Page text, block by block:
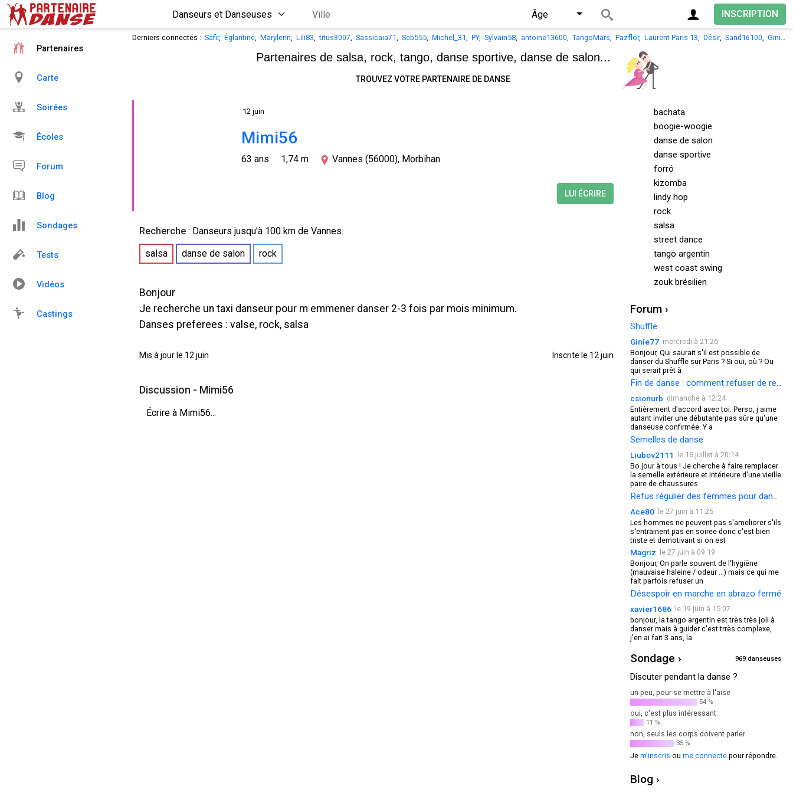
INSCRIPTION
Âge
Derniers connectés : Safir, Églantine, Marylenn, Lili83,titus3007, Sassicaia71, Seb555, Michel_31, PY, Sylvain58, antoine13600, TangoMars, Pazflor, Laurent Paris 13, Désir, Sand16100, Ginie77
Partenaires de salsa, rock, tango, danse sportive, danse de salon...
TROUVEZ VOTRE PARTENAIRE DE DANSE
Partenaires
Carte
Soirées
Écoles
Forum
Blog
Sondages
Tests
Vidéos
Castings
12 juin
Mimi56
63 ans 1,74 m Vannes (56000), Morbihan
LUI ÉCRIRE
Recherche : Danseurs jusqu'à 100 km de Vannes.
salsa
danse de salon rock
Bonjour
Je recherche un taxi danseur pour m emmener danser 2-3 fois par mois minimum.
Danses preferees : valse, rock, salsa
Mis à jour le 12 juin Inscrite le 12 juin
Discussion - Mimi56
Écrire à Mimi56...
bachata
boogie-woogie
danse de salon
danse sportive
forró
kizomba
lindy hop
rock
salsa
street dance
tango argentin
west coast swing
zouk brésilien
Forum ›
Shuffle
Ginie77 mercredi à 21:26
Bonjour, Qui saurait s'il est possible de
danser du Shuffle sur Paris ? Si oui, où ? Ou
qui serait prêt à
Fin de danse : comment refuser de redanser ?
csionurb dimanche à 12:24
Entièrement d'accord avec toi. Perso, j aime
autant inviter une débutante pas sûre qu'une
danseuse confirmée. Y a
Semelles de danse
Liubov2111
le 16 juillet à 20:14
Bo.jour à tous ! Je cherche à faire remplacer
la semelle extérieure et intérieure d'une vieille
paire de chaussures
Refus régulier des femmes pour danser
Ace80
le 27 juin à 11:25
Les hommes ne peuvent pas s'ameliorer s'ils
s'entrainent pas en soiree donc c'est bien
triste et demotivant si on est
Magriz
le 27 juin à 09:19
Bonjour, On parle souvent de l'hygiène
(mauvaise haleine / odeur ...) mais ce qui me
fait parfois refuser un
Désespoir en marche en abrazo fermé
xavier1686
le 19 juin à 15:07
bonjour, la tango argentin est très très joli à
danser mais à guider c'est trrès complexe,
j'en ai fait 3 ans, la
969 danseuses
Sondage ›
Discuter pendant la danse ?
un peu, pour se mettre à l'aise
54 %
oui, c'est plus intéressant
11 %
non, seuls les corps doivent parler
35 %
Je m'inscris ou me connecte pour répondre.
Blog ›